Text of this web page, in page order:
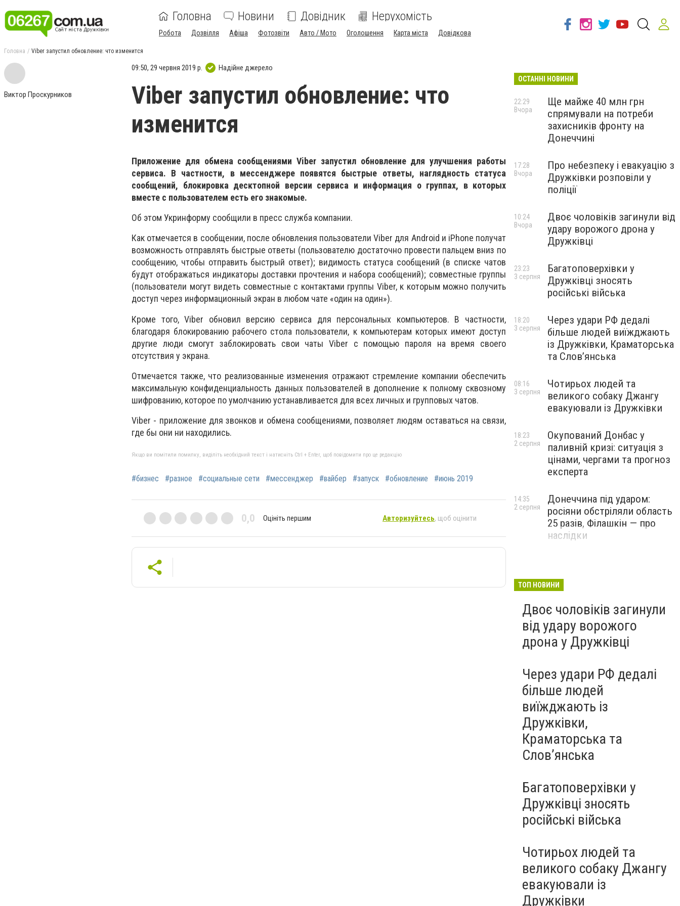
Головна Новини Довідник Нерухомість
Робота Дозвілля Афіша Фотозвіти Авто / Мото Оголошення Карта міста Довідкова
Головна Viber запустил обновление: что изменится
Виктор Проскурников
09:50, 29 червня 2019 р. Надійне джерело
Viber запустил обновление: что
изменится
Приложение для обмена сообщениями Viber запустил обновление для улучшения работы
сервиса. В частности, в мессенджере появятся быстрые ответы, наглядность статуса
сообщений, блокировка десктопной версии сервиса и информация о группах, в которых
вместе с пользователем есть его знакомые.
Об этом Укринформу сообщили в пресс служба компании.
Как отмечается в сообщении, после обновления пользователи Viber для Android и iPhone получат
возможность отправлять быстрые ответы (пользователю достаточно провести пальцем вниз по
сообщению, чтобы отправить быстрый ответ); видимость статуса сообщений (в списке чатов
будут отображаться индикаторы доставки прочтения и набора сообщений); совместные группы
(пользователи могут видеть совместные с контактами группы Viber, к которым можно получить
доступ через информационный экран в любом чате «один на один»).
Кроме того, Viber обновил версию сервиса для персональных компьютеров. В частности,
благодаря блокированию рабочего стола пользователи, к компьютерам которых имеют доступ
другие люди смогут заблокировать свои чаты Viber с помощью пароля на время своего
отсутствия у экрана.
Отмечается также, что реализованные изменения отражают стремление компании обеспечить
максимальную конфиденциальность данных пользователей в дополнение к полному сквозному
шифрованию, которое по умолчанию устанавливается для всех личных и групповых чатов.
Viber - приложение для звонков и обмена сообщениями, позволяет людям оставаться на связи,
где бы они ни находились.
Якщо ви помітили помилку, виділіть необхідний текст і натисніть Ctrl + Enter, щоб повідомити про це редакцію
#бизнес #разное #социальные сети #мессенджер #вайбер #запуск #обновление #июнь 2019
0,0 Оцініть першим Авторизуйтесь, щоб оцінити
ОСТАННІ НОВИНИ
Ще майже 40 млн грн
спрямували на потреби
захисників фронту на
Донеччині
22:29
Вчора
Про небезпеку і евакуацію з
Дружківки розповіли у
поліції
17:28
Вчора
Двоє чоловіків загинули від
удару ворожого дрона у
Дружківці
10:24
Вчора
Багатоповерхівки у
Дружківці зносять
російські війська
23:23
3 серпня
Через удари РФ дедалі
більше людей виїжджають
із Дружківки, Краматорська
та Слов’янська
18:20
3 серпня
Чотирьох людей та
великого собаку Джангу
евакуювали із Дружківки
08:16
3 серпня
Окупований Донбас у
паливній кризі: ситуація з
цінами, чергами та прогноз
експерта
18:23
2 серпня
Донеччина під ударом:
росіяни обстріляли область
25 разів, Філашкін — про
наслідки
14:35
2 серпня
ТОП НОВИНИ
Двоє чоловіків загинули
від удару ворожого
дрона у Дружківці
Через удари РФ дедалі
більше людей
виїжджають із
Дружківки,
Краматорська та
Слов’янська
Багатоповерхівки у
Дружківці зносять
російські війська
Чотирьох людей та
великого собаку Джангу
евакуювали із
Дружківки